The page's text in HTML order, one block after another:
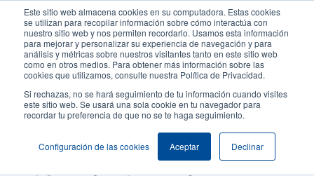
Este sitio web almacena cookies en su computadora. Estas cookies
se utilizan para recopilar información sobre cómo interactúa con
nuestro sitio web y nos permiten recordarlo. Usamos esta información
para mejorar y personalizar su experiencia de navegación y para
análisis y métricas sobre nuestros visitantes tanto en este sitio web
como en otros medios. Para obtener más información sobre las
cookies que utilizamos, consulte nuestra Política de Privacidad.
Si rechazas, no se hará seguimiento de tu información cuando visites
este sitio web. Se usará una sola cookie en tu navegador para
recordar tu preferencia de que no se te haga seguimiento.
Configuración de las cookies Aceptar Declinar
contenido
principal
User
account
menu
User
Header
Selector de productos
Adaptador de montaje en